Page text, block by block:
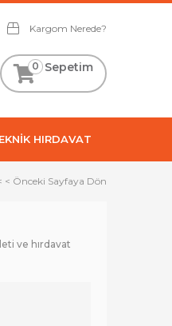
Kargom Nerede?
Sepetim
0
HIRDAVAT
< Önceki Sayfaya Dön
ve hırdavat